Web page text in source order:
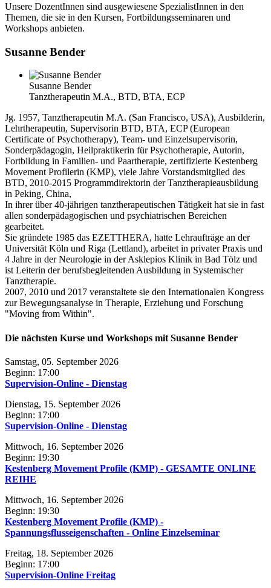
Unsere DozentInnen sind ausgewiesene SpezialistInnen in den
Themen, die sie in den Kursen, Fortbildungsseminaren und
Workshops anbieten.
Susanne Bender
Susanne Bender
Tanztherapeutin M.A., BTD, BTA, ECP
Jg. 1957, Tanztherapeutin M.A. (San Francisco, USA), Ausbilderin,
Lehrtherapeutin, Supervisorin BTD, BTA, ECP (European
Certificate of Psychotherapy), Team- und Einzelsupervisorin,
Sonderpädagogin, Heilpraktikerin für Psychotherapie, Autorin,
Fortbildung in Familien- und Paartherapie, zertifizierte Kestenberg
Movement Profilerin (KMP), viele Jahre Vorstandsmitglied des
BTD, 2010-2015 Programmdirektorin der Tanztherapieausbildung
in Peking, China,
In ihrer über 40-jährigen tanztherapeutischen Tätigkeit hat sie in fast
allen sonderpädagogischen und psychiatrischen Bereichen
gearbeitet.
Sie gründete 1985 das EZETTHERA, hatte Lehraufträge an der
Universität Köln und Riga (Lettland), arbeitet in privater Praxis und
4 Jahre in der Neurologie in der Asklepios Klinik in Bad Tölz und
ist Leiterin der berufsbegleitenden Ausbildung in Systemischer
Tanztherapie.
2007, 2010 und 2017 veranstaltete sie den Internationalen Kongress
zur Bewegungsanalyse in Therapie, Erziehung und Forschung
"Moving from Within".
Die nächsten Kurse und Workshops mit Susanne Bender
Samstag, 05. September 2026
Beginn: 17:00
Supervision-Online - Dienstag
Dienstag, 15. September 2026
Beginn: 17:00
Supervision-Online - Dienstag
Mittwoch, 16. September 2026
Beginn: 19:30
Kestenberg Movement Profile (KMP) - GESAMTE ONLINE
REIHE
Mittwoch, 16. September 2026
Beginn: 19:30
Kestenberg Movement Profile (KMP) -
Spannungsflusseigenschaften - Online Einzelseminar
Freitag, 18. September 2026
Beginn: 17:00
Supervision-Online Freitag